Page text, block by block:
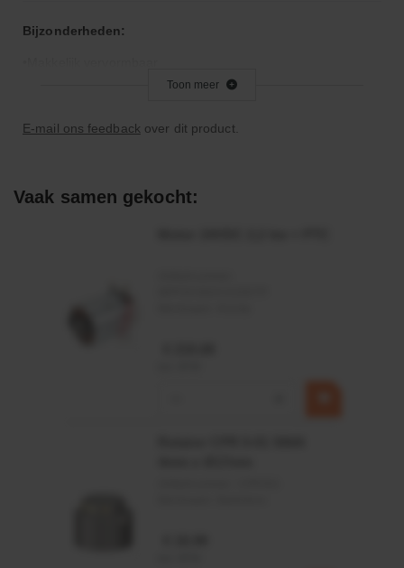
Bijzonderheden:
Toepassingsgebied:
Toon meer
E-mail ons feedback over dit product.
Vaak samen gekocht: